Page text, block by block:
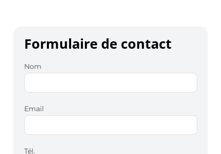
Formulaire de contact
Nom
Email
Tél.